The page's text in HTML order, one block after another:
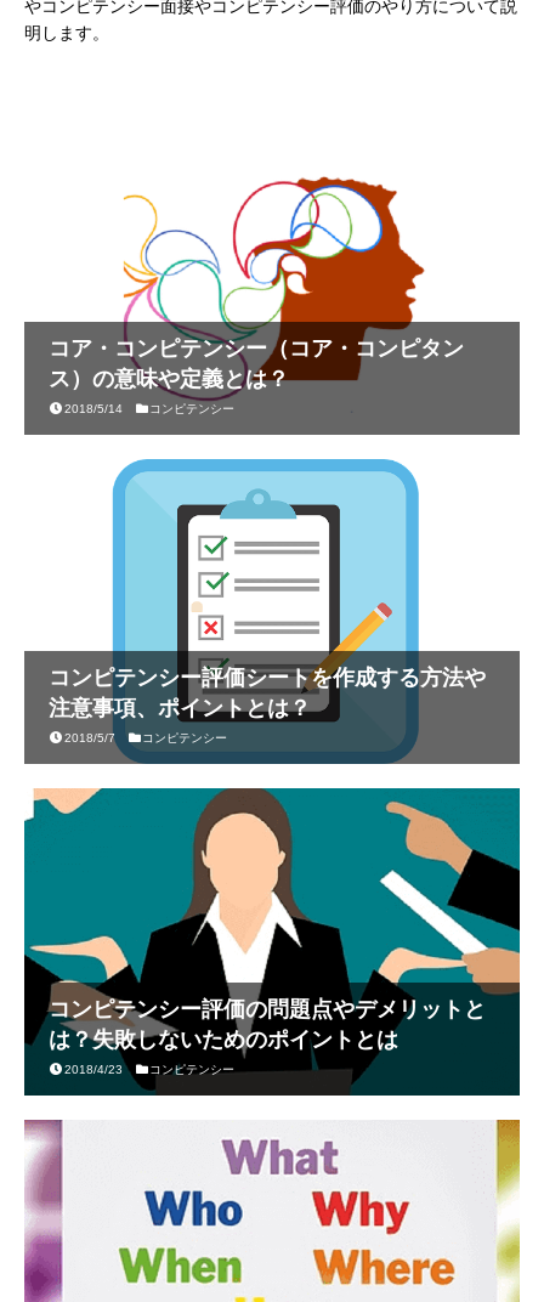
やコンピテンシー面接やコンピテンシー評価のやり方について説
明します。
コア・コンピテンシー（コア・コンピタン
ス）の意味や定義とは？
2018/5/14 コンピテンシー
コンピテンシー評価シートを作成する方法や
注意事項、ポイントとは？
2018/5/7 コンピテンシー
コンピテンシー評価の問題点やデメリットと
は？失敗しないためのポイントとは
2018/4/23 コンピテンシー